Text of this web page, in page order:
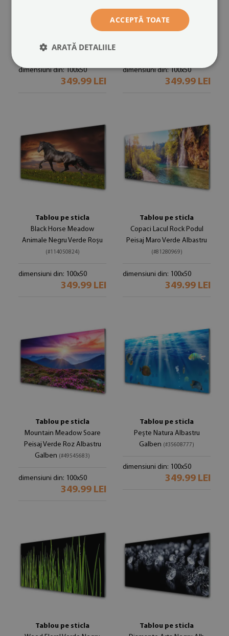
(#272865341)
dimensiuni din: 100x50
349.99 LEI
Tablou pe sticla
dimensiuni din: 100x50
349.99 LEI
Tablou pe sticla
Black Horse Meadow
Animale Negru Verde Roșu
(#114050824)
dimensiuni din: 100x50
349.99 LEI
Tablou pe sticla
Copaci Lacul Rock Podul
Peisaj Maro Verde Albastru
(#81280969)
dimensiuni din: 100x50
349.99 LEI
Tablou pe sticla
Mountain Meadow Soare
Peisaj Verde Roz Albastru
Galben (#49545683)
dimensiuni din: 100x50
349.99 LEI
Tablou pe sticla
Pește Natura Albastru
Galben (#35608777)
dimensiuni din: 100x50
349.99 LEI
Tablou pe sticla
Tablou pe sticla
ACCEPTĂ TOATE
ARATĂ DETALIILE